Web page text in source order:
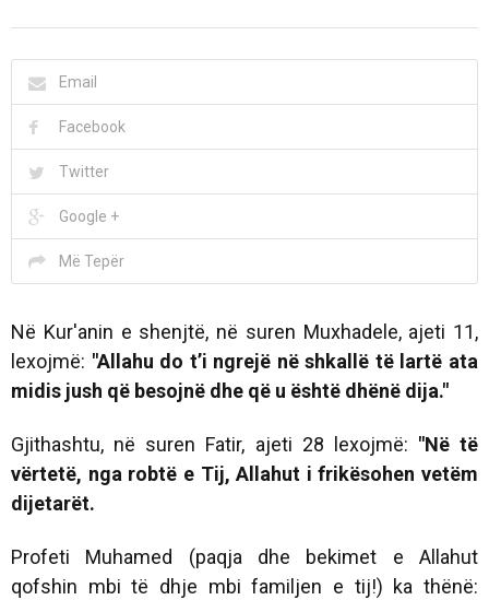
Email
Facebook
Twitter
Google +
Më Tepër
Në Kur'anin e shenjtë, në suren Muxhadele, ajeti 11,
lexojmë: "Allahu do t’i ngrejë në shkallë të lartë ata
midis jush që besojnë dhe që u është dhënë dija."
Gjithashtu, në suren Fatir, ajeti 28 lexojmë: "Në të
vërtetë, nga robtë e Tij, Allahut i frikësohen vetëm
dijetarët.
Profeti Muhamed (paqja dhe bekimet e Allahut
qofshin mbi të dhje mbi familjen e tij!) ka thënë: